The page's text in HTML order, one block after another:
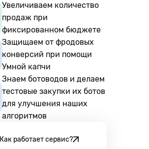
Увеличиваем количество
продаж при
фиксированном бюджете
Защищаем от фродовых
конверсий при помощи
Умной капчи
Знаем ботоводов и делаем
тестовые закупки их ботов
для улучшения наших
алгоритмов
Как работает сервис?